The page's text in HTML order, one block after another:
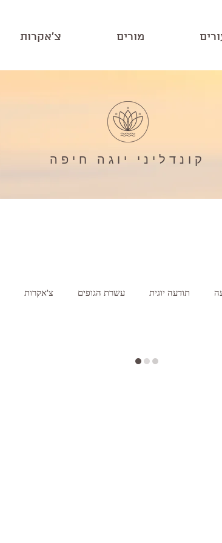
צ'אקרות מורים
קונדליני יוגה חיפה
צ'אקרות עשרת הגופים תודעה יוגית